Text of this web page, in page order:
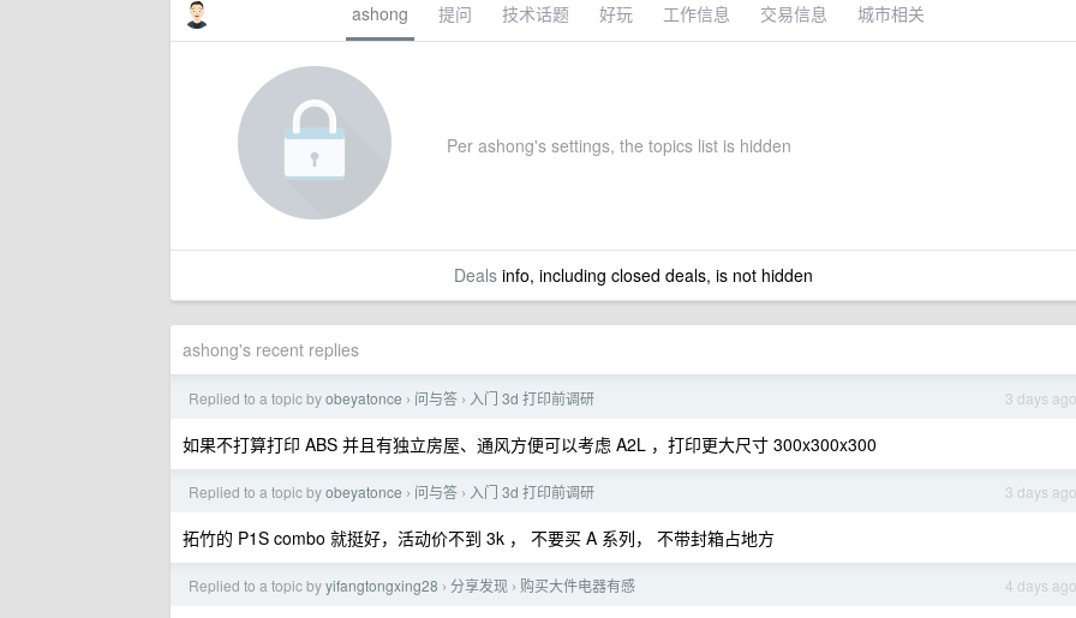
ashong 提问 技术话题 好玩 工作信息 交易信息 城市相关
Per ashong's settings, the topics list is hidden
Dealsinfo, including closed deals, is not hidden
ashong's recent replies
3 days ago
Replied to a topic byobeyatonce › 问与答 › 入门 3d 打印前调研
如果不打算打印 ABS 并且有独立房屋、通风方便可以考虑 A2L ，打印更大尺寸 300x300x300
3 days ago
Replied to a topic byobeyatonce › 问与答 › 入门 3d 打印前调研
拓竹的 P1S combo 就挺好，活动价不到 3k ， 不要买 A 系列， 不带封箱占地方
4 days ago
Replied to a topic byyifangtongxing28 › 分享发现 › 购买大件电器有感